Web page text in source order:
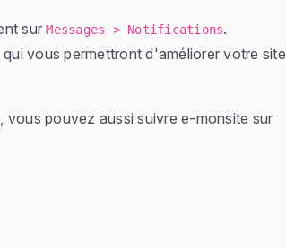
surMessages > Notifications.
vous permettront d'améliorer votre site
pouvez aussi suivre e-monsite sur